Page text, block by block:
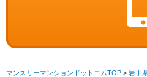
マンスリーマンションドットコムTOP > 岩手